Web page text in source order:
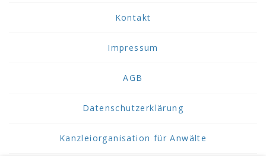
Kontakt
Impressum
AGB
Datenschutzerklärung
Kanzleiorganisation für Anwälte